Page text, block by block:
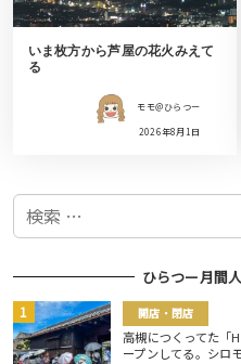
いま枚方から芦屋の花火みえて
る
モモ＠ひらつー
2026年8月1日
検
ひらつー月間
開店・閉店
高槻につくってた「
ープンしてる。シロ